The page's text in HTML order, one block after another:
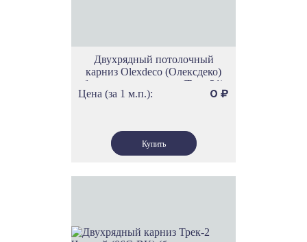
Двухрядный потолочный
карниз Olexdeco (Олексдеко)
бегунки скольжения (Трек 21)
Цена (за 1 м.п.):
0 ₽